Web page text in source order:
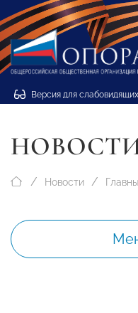
Версия для слабовидящих
Новости